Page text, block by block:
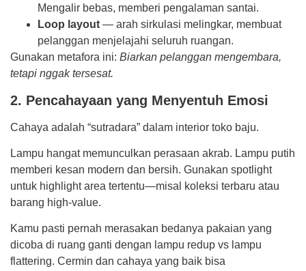
Mengalir bebas, memberi pengalaman santai.
Loop layout — arah sirkulasi melingkar, membuat
pelanggan menjelajahi seluruh ruangan.
Gunakan metafora ini: Biarkan pelanggan mengembara,
tetapi nggak tersesat.
2. Pencahayaan yang Menyentuh Emosi
Cahaya adalah “sutradara” dalam interior toko baju.
Lampu hangat memunculkan perasaan akrab. Lampu putih
memberi kesan modern dan bersih. Gunakan spotlight
untuk highlight area tertentu—misal koleksi terbaru atau
barang high-value.
Kamu pasti pernah merasakan bedanya pakaian yang
dicoba di ruang ganti dengan lampu redup vs lampu
flattering. Cermin dan cahaya yang baik bisa